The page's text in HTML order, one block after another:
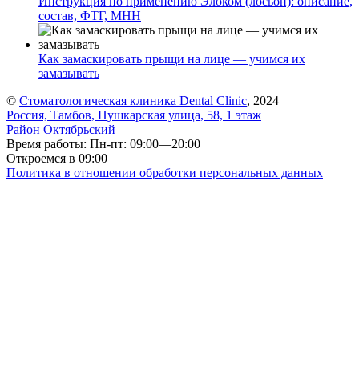
состав, ФТГ, МНН
Как замаскировать прыщи на лице — учимся их
замазывать
© Стоматологическая клиника Dental Clinic, 2024
Россия, Тамбов, Пушкарская улица, 58, 1 этаж
Район Октябрьский
Время работы: Пн-пт: 09:00—20:00
Откроемся в 09:00
Политика в отношении обработки персональных данных